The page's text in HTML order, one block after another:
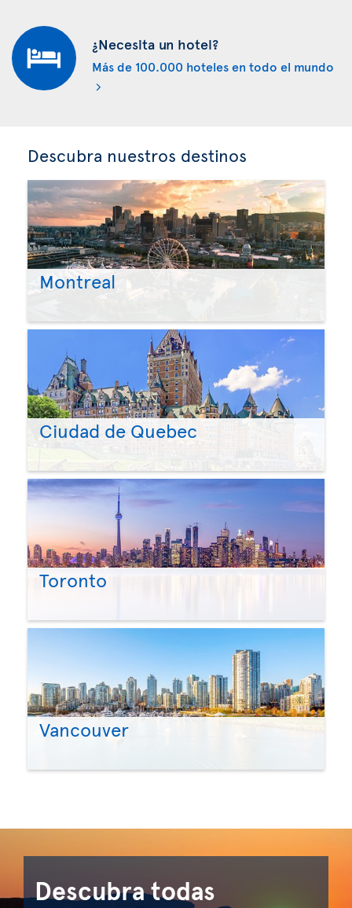
¿Necesita un hotel?
Más de 100.000 hoteles en todo el mundo
Descubra nuestros destinos
Montreal
Ciudad de Quebec
Toronto
Vancouver
Descubra todas